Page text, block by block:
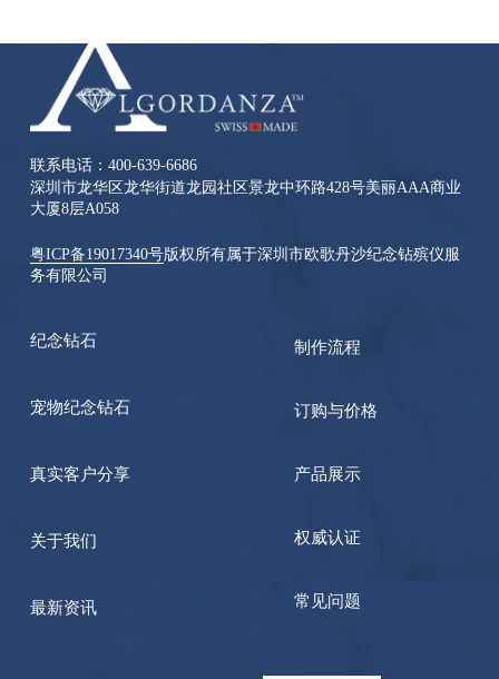
联系电话：400-639-6686
深圳市龙华区龙华街道龙园社区景龙中环路428号美丽AAA商业
大厦8层A058
粤ICP备19017340号版权所有属于深圳市欧歌丹沙纪念钻殡仪服
务有限公司
纪念钻石
宠物纪念钻石
真实客户分享
关于我们
最新资讯
制作流程
订购与价格
产品展示
权威认证
常见问题